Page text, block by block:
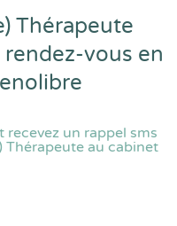
Thérapeute
vous en
recevez un rappel sms
Thérapeute au cabinet